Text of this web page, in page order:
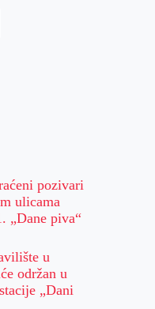
pozivari
ulicama
„Dane piva“
u
održan u
„Dani